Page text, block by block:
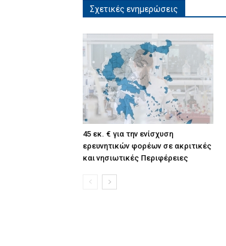
Σχετικές ενημερώσεις
45 εκ. € για την ενίσχυση
ερευνητικών φορέων σε ακριτικές
και νησιωτικές Περιφέρειες